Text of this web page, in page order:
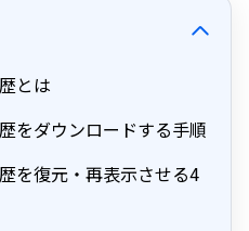
とは
をダウンロードする手順
を復元・再表示させる4